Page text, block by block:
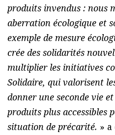
produits invendus : nous
aberration écologique et
exemple de mesure
crée des solidarités
multiplier les initiatives
Solidaire, qui valorisent
donner une seconde vie
produits plus accessibles
situation de précarité. »